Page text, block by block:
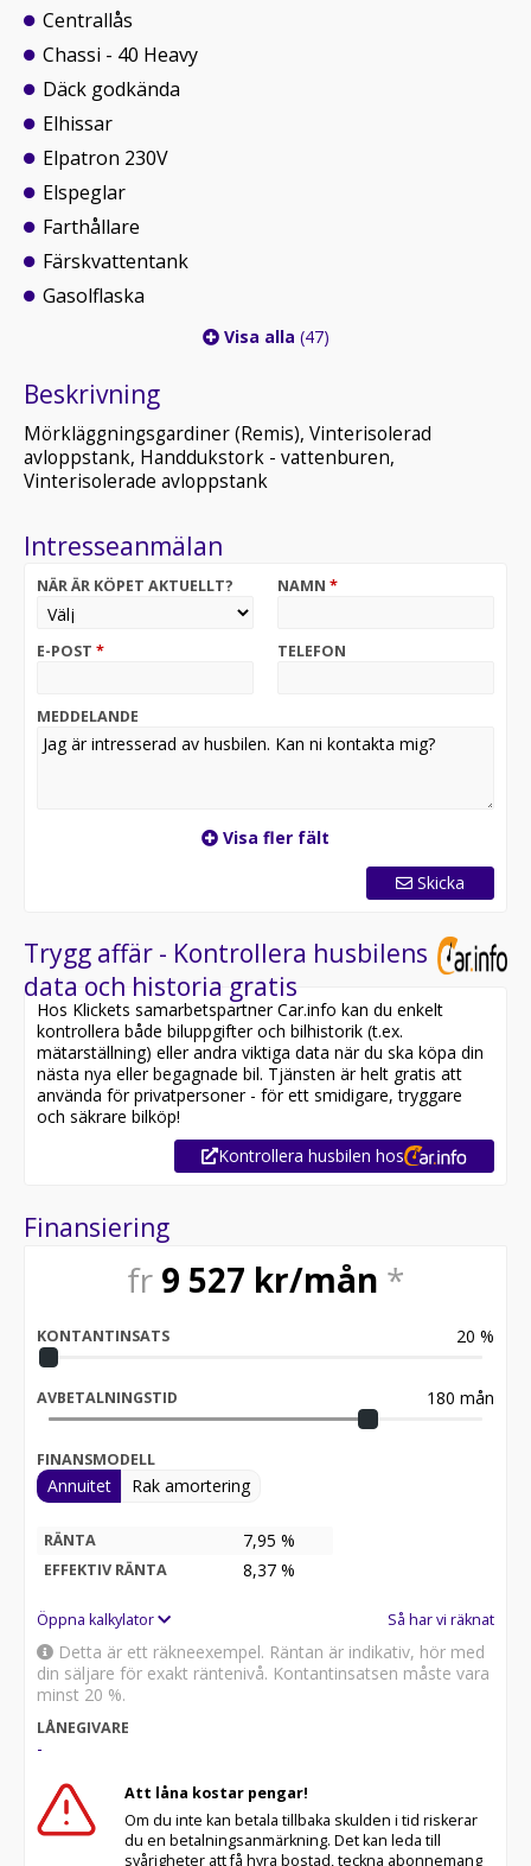
Centrallås
Chassi - 40 Heavy
Däck godkända
Elhissar
Elpatron 230V
Elspeglar
Farthållare
Färskvattentank
Gasolflaska
Visa alla (47)
Beskrivning
Mörkläggningsgardiner (Remis), Vinterisolerad
avloppstank, Handdukstork - vattenburen,
Vinterisolerade avloppstank
Intresseanmälan
NÄR ÄR KÖPET AKTUELLT? NAMN *
E-POST * TELEFON
MEDDELANDE
Visa fler fält
Skicka
Trygg affär - Kontrollera husbilens
data och historia gratis
Hos Klickets samarbetspartner Car.info kan du enkelt
kontrollera både biluppgifter och bilhistorik (t.ex.
mätarställning) eller andra viktiga data när du ska köpa din
nästa nya eller begagnade bil. Tjänsten är helt gratis att
använda för privatpersoner - för ett smidigare, tryggare
och säkrare bilköp!
Kontrollera husbilen hos
Finansiering
fr 9 527 kr/mån *
KONTANTINSATS 20 %
AVBETALNINGSTID 180 mån
FINANSMODELL
Annuitet Rak amortering
RÄNTA 7,95 %
EFFEKTIV RÄNTA 8,37 %
Öppna kalkylator Så har vi räknat
Detta är ett räkneexempel. Räntan är indikativ, hör med
din säljare för exakt räntenivå. Kontantinsatsen måste vara
minst 20 %.
LÅNEGIVARE
-
Att låna kostar pengar!
Om du inte kan betala tillbaka skulden i tid riskerar
du en betalningsanmärkning. Det kan leda till
svårigheter att få hyra bostad, teckna abonnemang